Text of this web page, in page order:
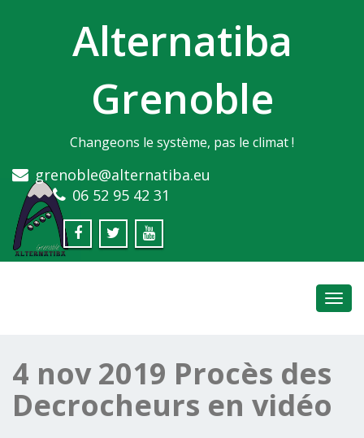
Alternatiba
Grenoble
Changeons le système, pas le climat !
grenoble@alternatiba.eu
06 52 95 42 31
4 nov 2019 Procès des
Decrocheurs en vidéo